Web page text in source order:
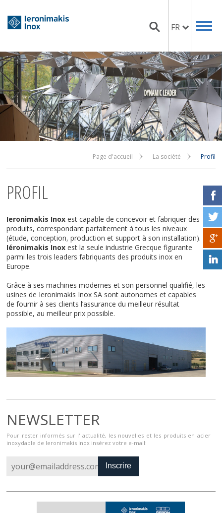
FR
Page d'accueil La société Profil
PROFIL
Ieronimakis Inox est capable de concevoir et fabriquer des
produits, correspondant parfaitement à tous les niveaux
(étude, conception, production et support à son installation).
Iéronimakis Inox est la seule industrie Grecque figurante
parmi les trois leaders fabriquants des produits inox en
Europe.
Grâce à ses machines modernes et son personnel qualifié, les
usines de Ieronimakis Inox SA sont autonomes et capables
de fournir à ses clients l’assurance du meilleur résultat
possible, au meilleur prix possible.
NEWSLETTER
Pour rester informés sur l' actualité, les nouvelles et les produits en acier
inoxydable de Ieronimakis Inox insérez votre e-mail:
Inscrire